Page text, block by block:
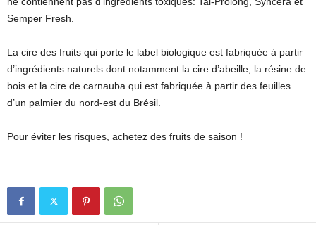
Semper Fresh.
La cire des fruits qui porte le label biologique est fabriquée à partir
d’ingrédients naturels dont notamment la cire d’abeille, la résine de
bois et la cire de carnauba qui est fabriquée à partir des feuilles
d’un palmier du nord-est du Brésil.
Pour éviter les risques, achetez des fruits de saison !